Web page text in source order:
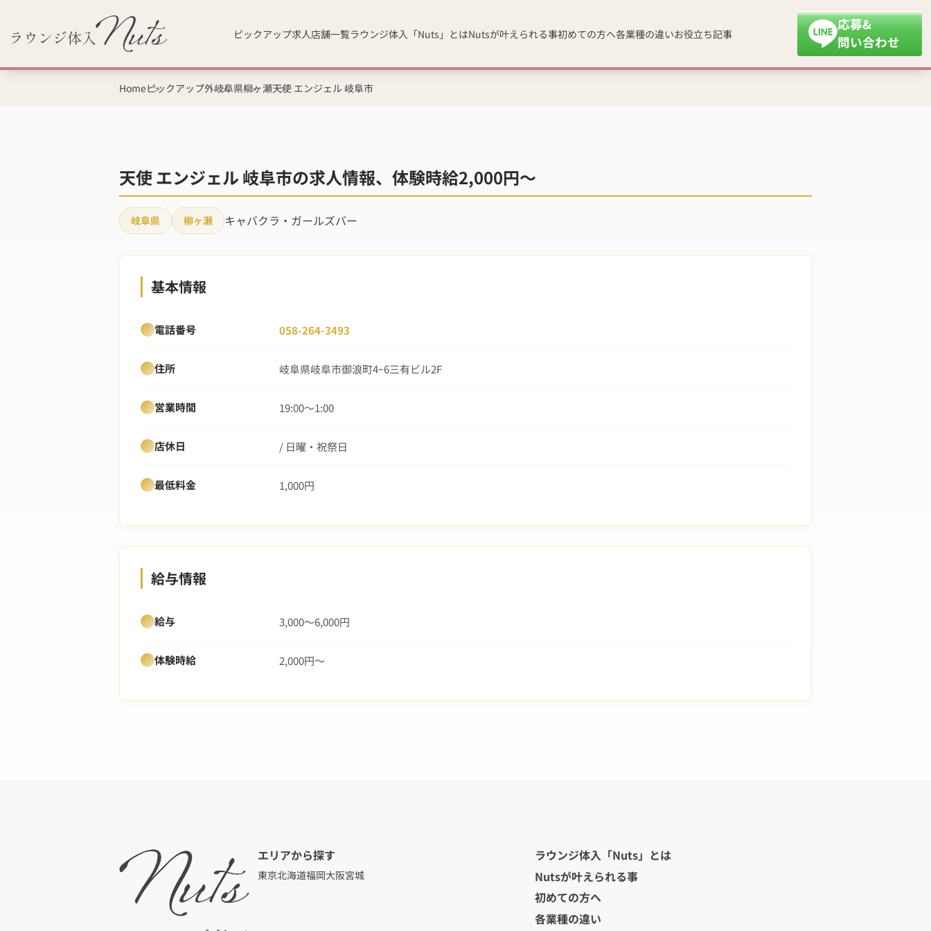
ピックアップ求人店舗一覧ラウンジ体入「Nuts」とはNutsが叶えられる事初めての方へ各業種の違いお役立ち記事
応募&
問い合わせ
Homeピックアップ外岐阜県柳ヶ瀬天使 エンジェル 岐阜市
天使 エンジェル 岐阜市の求人情報、体験時給2,000円～
岐阜県 柳ヶ瀬 キャバクラ・ガールズバー
基本情報
電話番号 058-264-3493
住所 岐阜県岐阜市御浪町4ｰ6三有ビル2F
営業時間 19:00〜1:00
店休日 / 日曜・祝祭日
最低料金 1,000円
給与情報
給与 3,000〜6,000円
体験時給 2,000円～
エリアから探す
東京北海道福岡大阪宮城
ラウンジ体入「Nuts」とは
Nutsが叶えられる事
初めての方へ
各業種の違い